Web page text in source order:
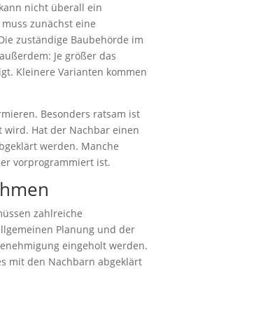
nicht überall ein
zunächst eine
zuständige Baubehörde im
Je größer das
Kleinere Varianten kommen
Besonders ratsam ist
wird. Hat der Nachbar einen
werden. Manche
vorprogrammiert ist.
zahlreiche
Planung und der
eingeholt werden.
mit den Nachbarn abgeklärt